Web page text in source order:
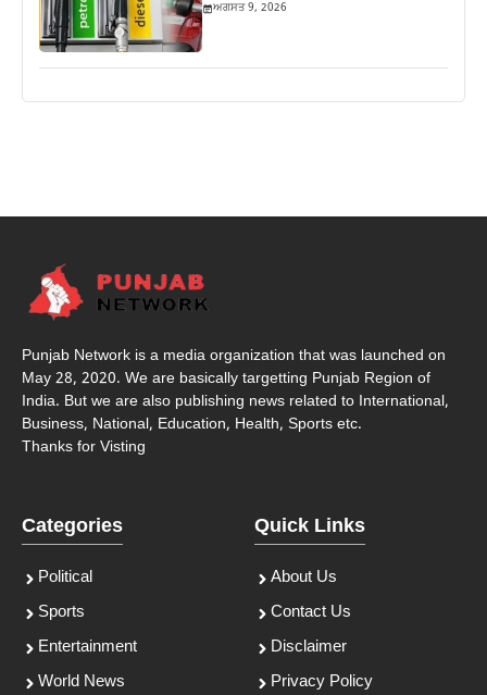
ਅਗਸਤ 9, 2026
Punjab Network is a media organization that was launched on
May 28, 2020. We are basically targetting Punjab Region of
India. But we are also publishing news related to International,
Business, National, Education, Health, Sports etc.
Thanks for Visting
Categories
Political
Sports
Entertainment
World News
Quick Links
About Us
Contact Us
Disclaimer
Privacy Policy